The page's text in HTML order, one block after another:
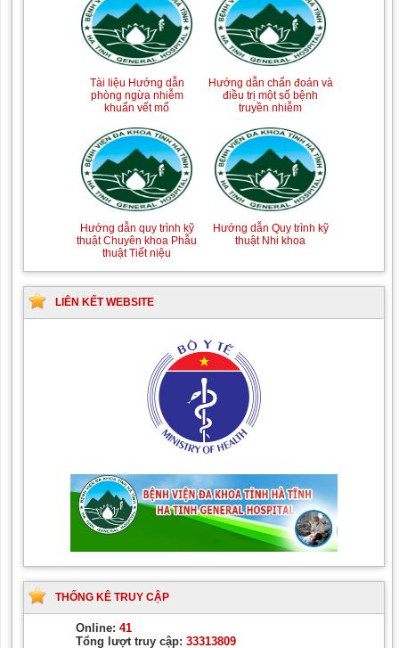
Tài liệu Hướng dẫn
phòng ngừa nhiễm
khuẩn vết mổ
Hướng dẫn chẩn đoán và
điều trị một số bệnh
truyền nhiễm
Hướng dẫn quy trình kỹ
thuật Chuyên khoa Phẫu
thuật Tiết niệu
Hướng dẫn Quy trình kỹ
thuật Nhi khoa
LIÊN KẾT WEBSITE
THỐNG KÊ TRUY CẬP
Online: 41
Tổng lượt truy cập: 33313809